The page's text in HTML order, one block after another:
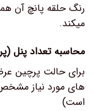
رنگ حلقه پانچ آن
میکند.
محاسبه تعداد پنل
است)